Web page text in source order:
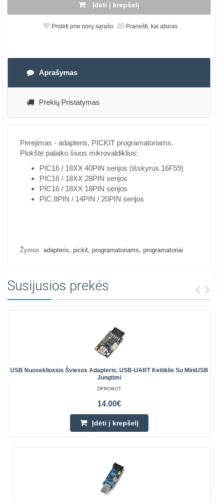
Įdėti į krepšelį
Pridėti prie norų sąrašo Pranešti, kai atsiras
Aprašymas
Prekių Pristatymas
Perėjimas - adapteris, PICKIT programatoriams.
Plokštė palaiko šiuos mikrovaldiklius:
PIC16 / 18XX 40PIN serijos (išskyrus 16F59)
PIC16 / 18XX 28PIN serijos
PIC16 / 18XX 18PIN serijos
PIC 8PIN / 14PIN / 20PIN serijos
Žymos: adapteris, pickit, programatoriams, programatoriai
Susijusios prekės
USB Nuosekliosios Šviesos Adapteris, USB-UART Keitiklis Su MiniUSB
Jungtimi
DFROBOT
14.00€
Įdėti į krepšelį